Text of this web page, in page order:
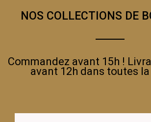
NOS COLLECTIONS DE
Commandez avant 15h !
avant 12h dans toutes la